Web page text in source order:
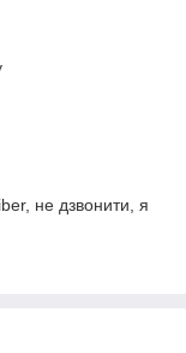
не дзвонити, я